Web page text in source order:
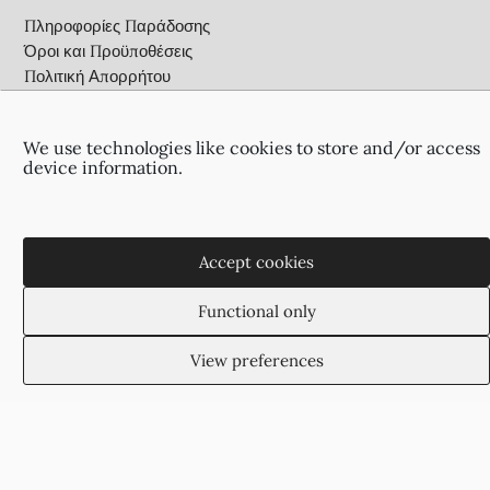
We use technologies like cookies to store and/or access
device information.
Accept cookies
Functional only
View preferences
Πληροφορίες Παράδοσης
Όροι και Προϋποθέσεις
Πολιτική Απορρήτου
Αγίας Παρασκευής 2
suzukyoto@gmail.com